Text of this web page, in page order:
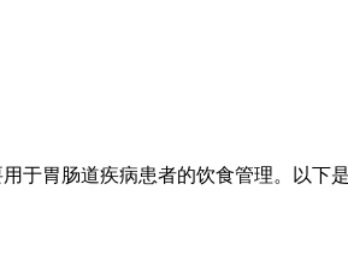
于胃肠道疾病患者的饮食管理。以下